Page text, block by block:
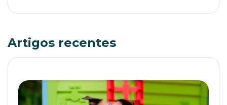
Artigos recentes